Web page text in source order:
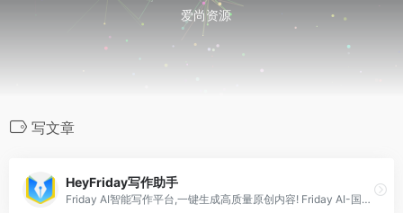
爱尚资源
写文章
HeyFriday写作助手
Friday AI智能写作平台,一键生成高质量原创内容! Friday AI-国内顶尖算法模型,AI自动生成原创文章,60+丰富写作模板,十大写作场景全覆盖,支持改写,续写,扩写,搜索引擎优化,全场景媒体运营神器!